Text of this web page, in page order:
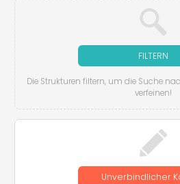
FILTERN
Die Strukturen filtern, um die Suche
verfeinen!
Unverbindlicher